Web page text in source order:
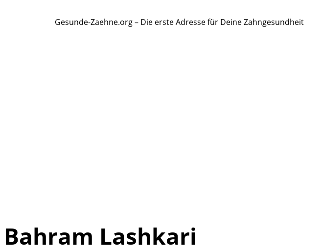
Gesunde-Zaehne.org – Die erste Adresse für Deine Zahngesundheit
Bahram Lashkari